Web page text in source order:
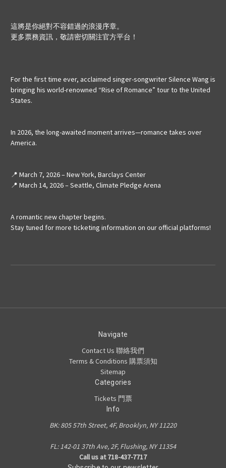
這將是你絕對不容錯過的浪漫序章。
更多票務資訊，敬請密切關注官方平台！
For the first time ever, acclaimed singer-songwriter Silence Wang is
bringing his world-renowned “Rise of Romance” tour to the United
States.
In 2026, the long-awaited moment arrives—romance takes over
America.
📍 March 7, 2026 – New York, Barclays Center
📍 March 14, 2026 – Seattle, Climate Pledge Arena
A romantic new chapter begins.
Stay tuned for more ticketing information on our official platforms!
Navigate
Contact Us 聯絡我們
Terms & Conditions 購票須知
Sitemap
Categories
Tickets 門票
Info
BK: 805 57th Street, 4F, Brooklyn, NY 11220
FL: 142-01 37th Ave, 2F, Flushing, NY 11354
Call us at 718-437-7717